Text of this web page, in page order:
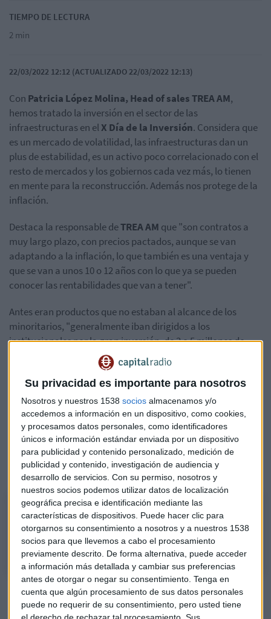
Su privacidad es importante para nosotros
Nosotros y nuestros 1538 socios almacenamos y/o
accedemos a información en un dispositivo, como cookies,
y procesamos datos personales, como identificadores
únicos e información estándar enviada por un dispositivo
para publicidad y contenido personalizado, medición de
publicidad y contenido, investigación de audiencia y
desarrollo de servicios. Con su permiso, nosotros y
nuestros socios podemos utilizar datos de localización
geográfica precisa e identificación mediante las
características de dispositivos. Puede hacer clic para
otorgarnos su consentimiento a nosotros y a nuestros 1538
socios para que llevemos a cabo el procesamiento
previamente descrito. De forma alternativa, puede acceder
a información más detallada y cambiar sus preferencias
antes de otorgar o negar su consentimiento. Tenga en
cuenta que algún procesamiento de sus datos personales
puede no requerir de su consentimiento, pero usted tiene
TIEMPO DE LECTURA
2 min
22/03/2022 12:12 (ACTUALIZADO 22/03/2022 12:13)
Con Patricia López Molina, Head of sales TREA AM,
hemos tratado la inversión en el sector de las
infraestructuras en elX Día de la Inversión. Considera que
es un mercado de volatilidad, las infraestructuras dan un
plus de estabilidad, es un activo poco correlacionado con el
resto de mercados y los gobiernos cada vez más, lo tienen
en mente para la reconstrucción. Además nos protege de la
inflación.
Destaca la responsable deTREA AM que "son contratos a
muy largo plazo, con precios pactados, aunque se van
adaptando a la inflación, lo que también es una ventaja y
que se van a unos 10 o 12 años con lo que ya se pueden
conocer las rentabilidades que van a tener".
Antes eran productos que no estaban al alcance de los
minoritarios, "generalmente iban dirigidos a los
institucionales por la gran inversión, de 3 o 5 millones de
euros, que se necesitaba". Por eso han creado hace unos
Infraestructuraen colaboración con
Mercer para los minoristas que quieran estar en ese
mercado. Esto permite a todos los minoristas acceder a
estos activos, lo "hemos vehiculizado" para que pueden
estar en este mercado".
Escucha en este podcast todo lo que nos ha contado
Patricia López Molina
La inversión en infraestructuras
Patricia López Molina, Head of sales TREA AM, explica cómo pueden los
minoritarios invertir en este sector
Ofrecen seguridad y estabilidad
Ademásayudan a protegerse contra la inflación